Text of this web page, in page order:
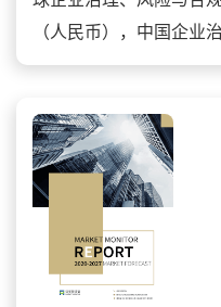
（人民币），中国企业